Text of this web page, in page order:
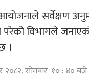
सर्वेक्षण
विभागले
।
२०८२, सोमबार १० : ४० बजे